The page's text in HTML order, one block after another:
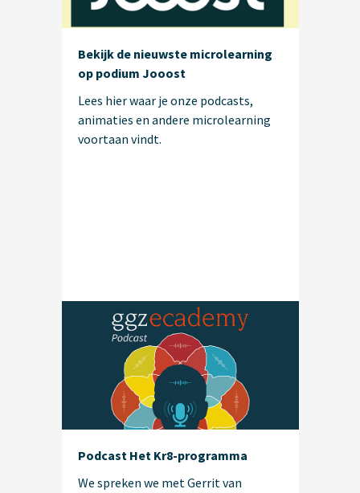
Bekijk de nieuwste microlearning
op podium Jooost
Lees hier waar je onze podcasts,
animaties en andere microlearning
voortaan vindt.
Podcast Het Kr8-programma
We spreken we met Gerrit van